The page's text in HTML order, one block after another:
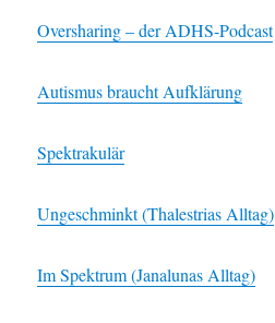
Oversharing – der ADHS-Podcast
Autismus braucht Aufklärung
Spektrakulär
Ungeschminkt (Thalestrias Alltag)
Im Spektrum (Janalunas Alltag)